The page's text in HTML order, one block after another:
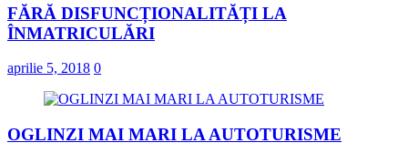
FĂRĂ DISFUNCȚIONALITĂȚI LA
ÎNMATRICULĂRI
aprilie 5, 2018 0
OGLINZI MAI MARI LA AUTOTURISME